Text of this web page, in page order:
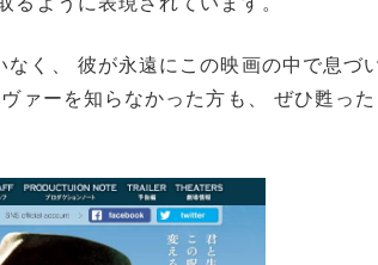
く、 彼が永遠にこの映画の中で息づ
ァーを知らなかった方も、 ぜひ甦っ